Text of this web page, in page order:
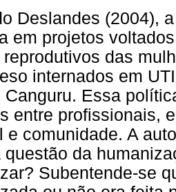
Deslandes (2004),
em projetos
das
internados em
Canguru. Essa
entre profissionais,
e comunidade. A
questão da
Subentende-se